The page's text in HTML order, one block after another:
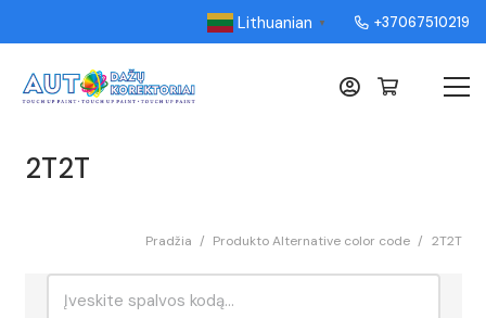
Lithuanian ▼ +37067510219
2T2T
Pradžia / Produkto Alternative color code / 2T2T